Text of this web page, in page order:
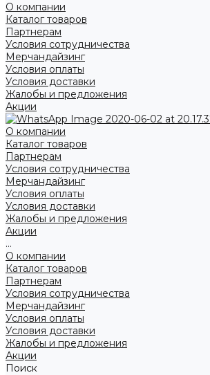
О компании
Каталог товаров
Партнерам
Условия сотрудничества
Мерчандайзинг
Условия оплаты
Условия доставки
Жалобы и предложения
Акции
О компании
Каталог товаров
Партнерам
Условия сотрудничества
Мерчандайзинг
Условия оплаты
Условия доставки
Жалобы и предложения
Акции
...
О компании
Каталог товаров
Партнерам
Условия сотрудничества
Мерчандайзинг
Условия оплаты
Условия доставки
Жалобы и предложения
Акции
Поиск